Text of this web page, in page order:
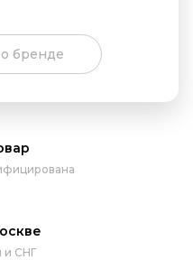
бренде
и СНГ